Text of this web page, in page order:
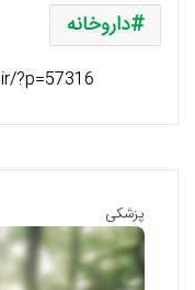
داروخانه
پزشکی